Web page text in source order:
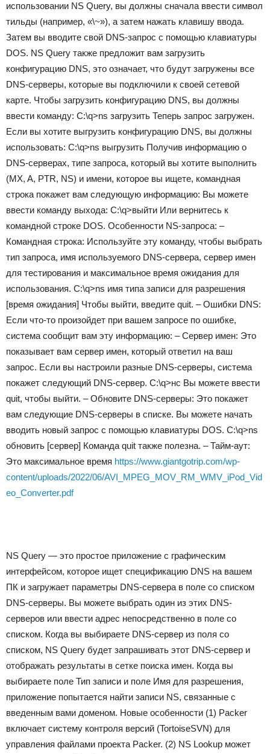
использовании NS Query, вы должны сначала ввести символ
тильды (например, «\~»), а затем нажать клавишу ввода.
Затем вы вводите свой DNS-запрос с помощью клавиатуры
DOS. NS Query также предложит вам загрузить
конфигурацию DNS, это означает, что будут загружены все
DNS-серверы, которые вы подключили к своей сетевой
карте. Чтобы загрузить конфигурацию DNS, вы должны
ввести команду: C:\q>ns загрузить Теперь запрос загружен.
Если вы хотите выгрузить конфигурацию DNS, вы должны
использовать: C:\q>ns выгрузить Получив информацию о
DNS-серверах, типе запроса, который вы хотите выполнить
(MX, A, PTR, NS) и имени, которое вы ищете, командная
строка покажет вам следующую информацию: Вы можете
ввести команду выхода: C:\q>выйти Или вернитесь к
командной строке DOS. Особенности NS-запроса: –
Командная строка: Используйте эту команду, чтобы выбрать
тип запроса, имя используемого DNS-сервера, сервер имен
для тестирования и максимальное время ожидания для
использования. C:\q>ns имя типа записи для разрешения
[время ожидания] Чтобы выйти, введите quit. – Ошибки DNS:
Если что-то произойдет при вашем запросе по ошибке,
система сообщит вам эту информацию: – Сервер имен: Это
показывает вам сервер имен, который ответил на ваш
запрос. Если вы настроили разные DNS-серверы, система
покажет следующий DNS-сервер. C:\q>нс Вы можете ввести
quit, чтобы выйти. – Обновите DNS-серверы: Это покажет
вам следующие DNS-серверы в списке. Вы можете начать
вводить новый запрос с помощью клавиатуры DOS. C:\q>ns
обновить [сервер] Команда quit также полезна. – Тайм-аут:
Это максимальное время https://www.giantgotrip.com/wp-
content/uploads/2022/06/AVI_MPEG_MOV_RM_WMV_iPod_Vid
eo_Converter.pdf
NS Query — это простое приложение с графическим
интерфейсом, которое ищет спецификацию DNS на вашем
ПК и загружает параметры DNS-сервера в поле со списком
DNS-серверы. Вы можете выбрать один из этих DNS-
серверов или ввести адрес непосредственно в поле со
списком. Когда вы выбираете DNS-сервер из поля со
списком, NS Query будет запрашивать этот DNS-сервер и
отображать результаты в сетке поиска имен. Когда вы
выбираете поле Тип записи и поле Имя для разрешения,
приложение попытается найти записи NS, связанные с
введенным вами доменом. Новые особенности (1) Packer
включает систему контроля версий (TortoiseSVN) для
управления файлами проекта Packer. (2) NS Lookup может